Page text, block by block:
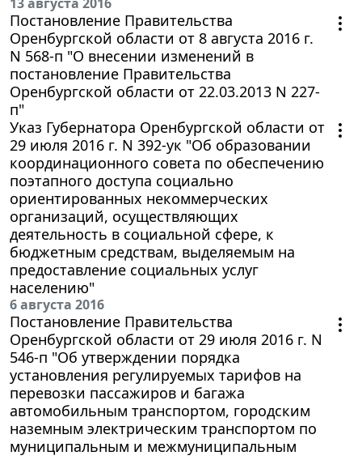
Постановление Правительства
Оренбургской области от 8 августа 2016 г.
N 568-п "О внесении изменений в
постановление Правительства
Оренбургской области от 22.03.2013 N 227-
п"
Указ Губернатора Оренбургской области от
29 июля 2016 г. N 392-ук "Об образовании
координационного совета по обеспечению
поэтапного доступа социально
ориентированных некоммерческих
организаций, осуществляющих
деятельность в социальной сфере, к
бюджетным средствам, выделяемым на
предоставление социальных услуг
населению"
6 августа 2016
Постановление Правительства
Оренбургской области от 29 июля 2016 г. N
546-п "Об утверждении порядка
установления регулируемых тарифов на
перевозки пассажиров и багажа
автомобильным транспортом, городским
наземным электрическим транспортом по
муниципальным и межмуниципальным